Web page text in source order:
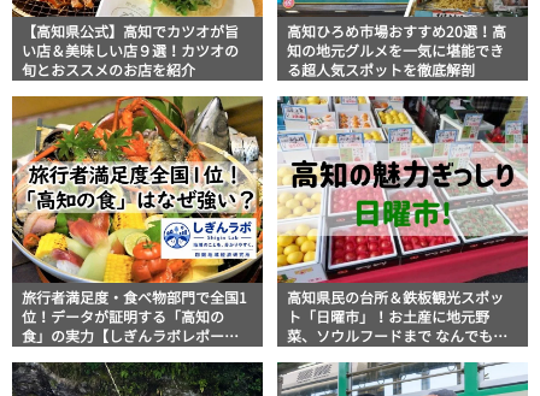
【高知県公式】高知でカツオが旨
い店＆美味しい店９選！カツオの
旬とおススメのお店を紹介
高知ひろめ市場おすすめ20選！高
知の地元グルメを一気に堪能でき
る超人気スポットを徹底解剖
旅行者満足度・食べ物部門で全国1
位！データが証明する「高知の
食」の実力【しぎんラボレポー
高知県民の台所＆鉄板観光スポッ
ト「日曜市」！お土産に地元野
菜、ソウルフードまで なんでもそ
説！